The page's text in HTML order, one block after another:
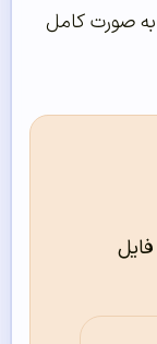
به صورت کامل